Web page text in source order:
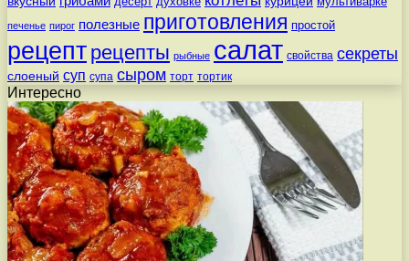
печенье пирог полезные приготовления простой
рецепт рецепты рыбные салат свойства секреты
слоеный суп супа сыром торт тортик
Интересно